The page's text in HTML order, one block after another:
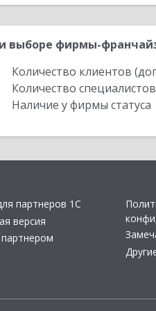
выборе фирмы-
Количество клиентов
Количество
Наличие у фирмы статуса
партнеров 1С
версия